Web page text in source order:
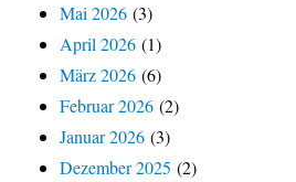
Mai 2026 (3)
April 2026 (1)
März 2026 (6)
Februar 2026 (2)
Januar 2026 (3)
Dezember 2025 (2)